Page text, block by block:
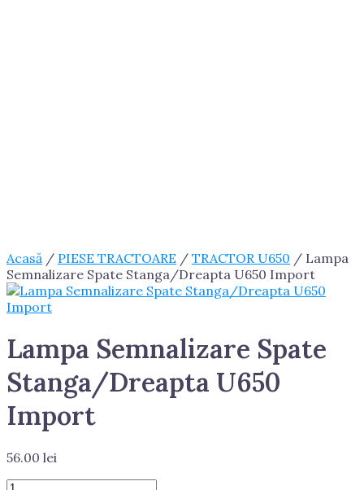
Acasă / PIESE TRACTOARE / TRACTOR U650 / Lampa
Semnalizare Spate Stanga/Dreapta U650 Import
Lampa Semnalizare Spate
Stanga/Dreapta U650
Import
56.00 lei
Cantitate